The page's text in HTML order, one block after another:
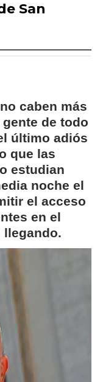
San
caben más
de todo
último adiós
que las
estudian
noche el
el acceso
en el
llegando.